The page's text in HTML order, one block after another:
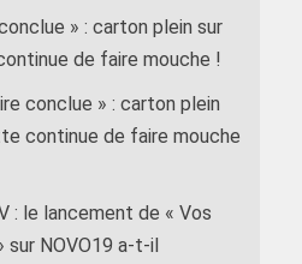
» : carton plein sur
de faire mouche !
conclue » : carton plein
continue de faire mouche
: le lancement de « Vos
sur NOVO19 a-t-il